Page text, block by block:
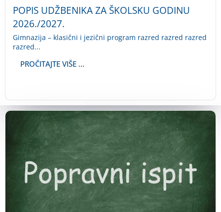
POPIS UDŽBENIKA ZA ŠKOLSKU GODINU
2026./2027.
Gimnazija – klasični i jezični program razred razred razred
razred...
PROČITAJTE VIŠE ...